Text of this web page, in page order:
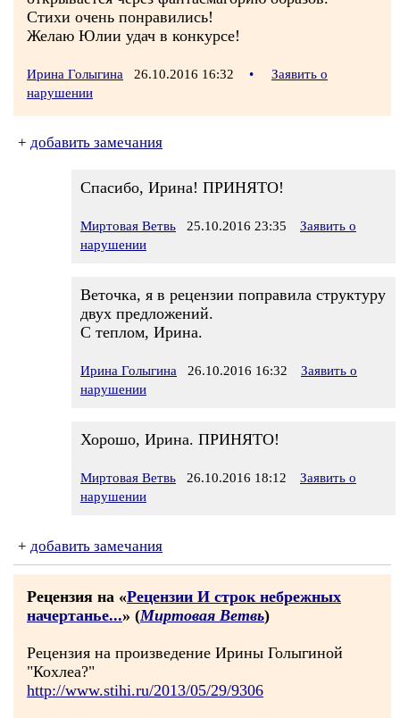
Стихи очень понравились!
Желаю Юлии удач в конкурсе!
Ирина Голыгина 26.10.2016 16:32 •
Заявить о
нарушении
+ добавить замечания
Спасибо, Ирина! ПРИНЯТО!
Миртовая Ветвь 25.10.2016 23:35
Заявить о
нарушении
Веточка, я в рецензии поправила структуру
двух предложений.
С теплом, Ирина.
Ирина Голыгина 26.10.2016 16:32
Заявить о
нарушении
Хорошо, Ирина. ПРИНЯТО!
Миртовая Ветвь 26.10.2016 18:12
Заявить о
нарушении
+ добавить замечания
Рецензия на «Рецензии И строк небрежных
начертанье...» (Миртовая Ветвь)
Рецензия на произведение Ирины Голыгиной
"Кохлеа?"
http://www.stihi.ru/2013/05/29/9306